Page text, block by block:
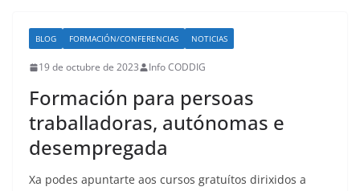
BLOG FORMACIÓN/CONFERENCIAS NOTICIAS
19 de octubre de 2023 Info CODDIG
Formación para persoas
traballadoras, autónomas e
desempregada
Xa podes apuntarte aos cursos gratuítos dirixidos a